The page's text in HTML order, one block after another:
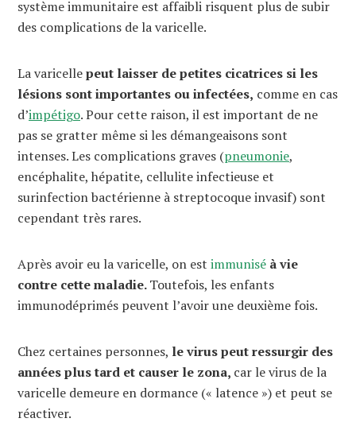
système immunitaire est affaibli risquent plus de subir
des complications de la varicelle.
La varicellepeut laisser de petites cicatrices si les
lésions sont importantes ou infectées, comme en cas
d’impétigo. Pour cette raison, il est important de ne
pas se gratter même si les démangeaisons sont
intenses. Les complications graves (pneumonie,
encéphalite, hépatite, cellulite infectieuse et
surinfection bactérienne à streptocoque invasif) sont
cependant très rares.
Après avoir eu la varicelle, on est immunisé à vie
contre cette maladie.Toutefois, les enfants
immunodéprimés peuvent l’avoir une deuxième fois.
Chez certaines personnes, le virus peut ressurgir des
années plus tard et causer le zona, car le virus de la
varicelle demeure en dormance (« latence ») et peut se
réactiver.